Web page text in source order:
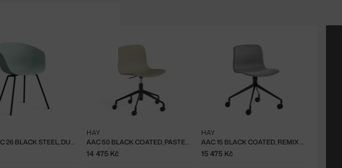
ŽIDLE AAC 26 BLACK STEEL, DUSTY MINT AAC 50 BLACK COATED, PASTEL GREEN
HAY
14 475 Kč
AAC 15 BLACK COATED, REMIX 143
HAY
15 475 Kč